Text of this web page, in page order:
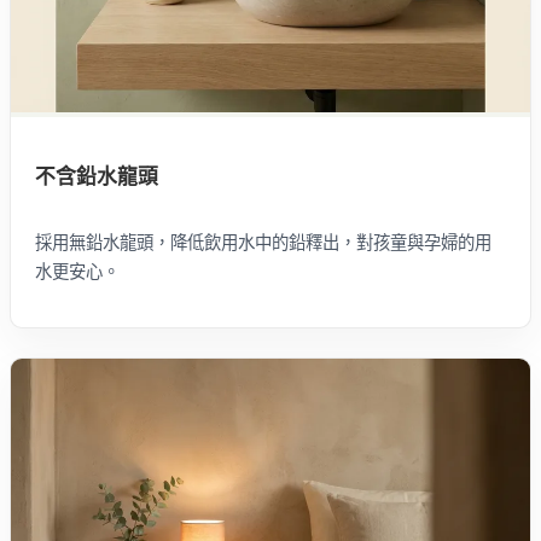
不含鉛水龍頭
採用無鉛水龍頭，降低飲用水中的鉛釋出，對孩童與孕婦的用
水更安心。